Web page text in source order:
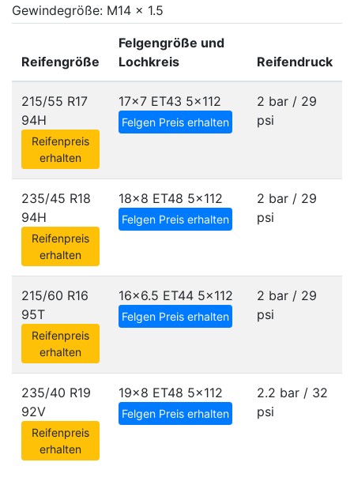
Gewindegröße: M14 x 1.5
Reifengröße
Felgengröße und
Lochkreis
Reifendruck
215/55 R17
94H
Reifenpreis
erhalten
17x7 ET43 5x112
Felgen Preis erhalten
2 bar / 29
psi
235/45 R18
94H
Reifenpreis
erhalten
18x8 ET48 5x112
Felgen Preis erhalten
2 bar / 29
psi
215/60 R16
95T
Reifenpreis
erhalten
16x6.5 ET44 5x112
Felgen Preis erhalten
2 bar / 29
psi
235/40 R19
92V
Reifenpreis
erhalten
19x8 ET48 5x112
Felgen Preis erhalten
2.2 bar / 32
psi